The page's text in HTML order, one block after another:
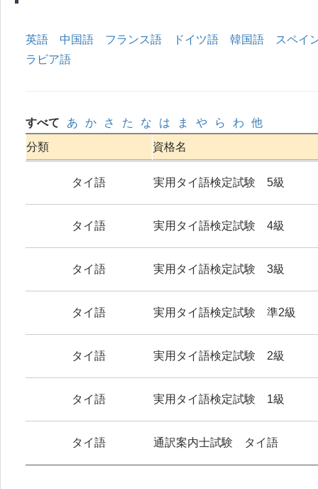
英語 中国語 フランス語 ドイツ語 韓国語
スペイ
ラビア語
すべて あ か さ た な は ま や ら わ
他
分類
資格名
タイ語 実用タイ語検定試験 5級
タイ語 実用タイ語検定試験 4級
タイ語 実用タイ語検定試験 3級
タイ語 実用タイ語検定試験 準2級
タイ語 実用タイ語検定試験 2級
タイ語 実用タイ語検定試験 1級
タイ語 通訳案内士試験 タイ語